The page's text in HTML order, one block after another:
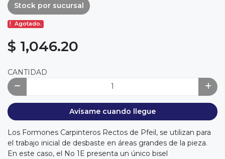
Stock por sucursal
Agotado.
$ 1,046.20
CANTIDAD
Avísame cuando llegue
Los Formones Carpinteros Rectos de Pfeil, se utilizan para
el trabajo inicial de desbaste en áreas grandes de la pieza.
En este caso, el No 1E presenta un único bisel